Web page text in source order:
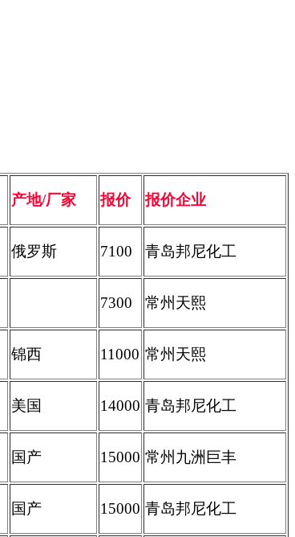
产地/厂家 报价 报价企业
俄罗斯 7100 青岛邦尼化工
7300 常州天熙
锦西 11000 常州天熙
美国 14000 青岛邦尼化工
国产 15000 常州九洲巨丰
国产 15000 青岛邦尼化工